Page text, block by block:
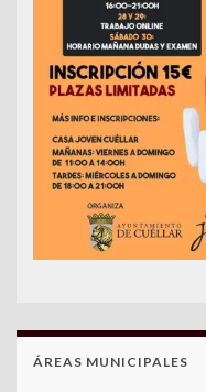
ÁREAS MUNICIPALES